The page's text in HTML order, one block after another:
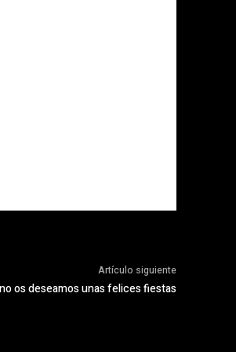
Artículo siguiente
os deseamos unas felices fiestas